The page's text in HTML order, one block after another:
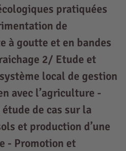
pratiquées
de
à goutte et en bandes
2/ Etude et
local de gestion
avec l’agriculture -
de cas sur la
et production d’une
- Promotion et